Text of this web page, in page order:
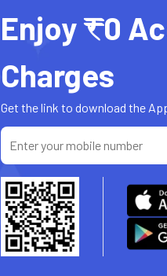
Enjoy ₹0
Charges
Get the link to download the